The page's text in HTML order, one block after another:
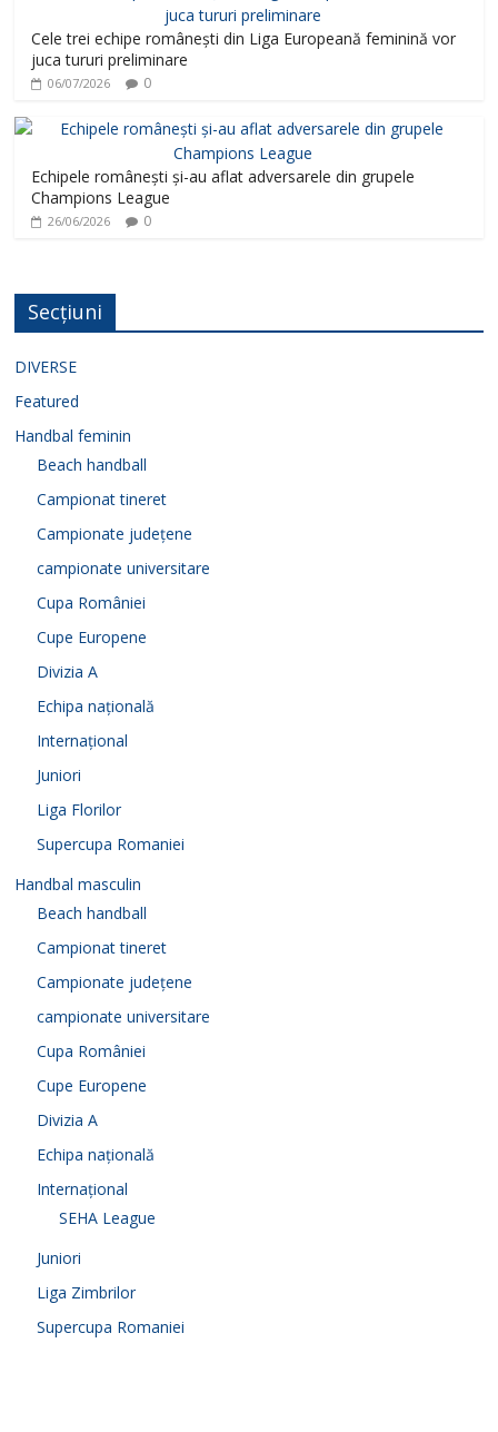
Cele trei echipe românești din Liga Europeană feminină vor
juca tururi preliminare
06/07/2026 0
Echipele românești și-au aflat adversarele din grupele
Champions League
26/06/2026 0
Secțiuni
DIVERSE
Featured
Handbal feminin
Beach handball
Campionat tineret
Campionate județene
campionate universitare
Cupa României
Cupe Europene
Divizia A
Echipa națională
Internațional
Juniori
Liga Florilor
Supercupa Romaniei
Handbal masculin
Beach handball
Campionat tineret
Campionate județene
campionate universitare
Cupa României
Cupe Europene
Divizia A
Echipa națională
Internațional
SEHA League
Juniori
Liga Zimbrilor
Supercupa Romaniei